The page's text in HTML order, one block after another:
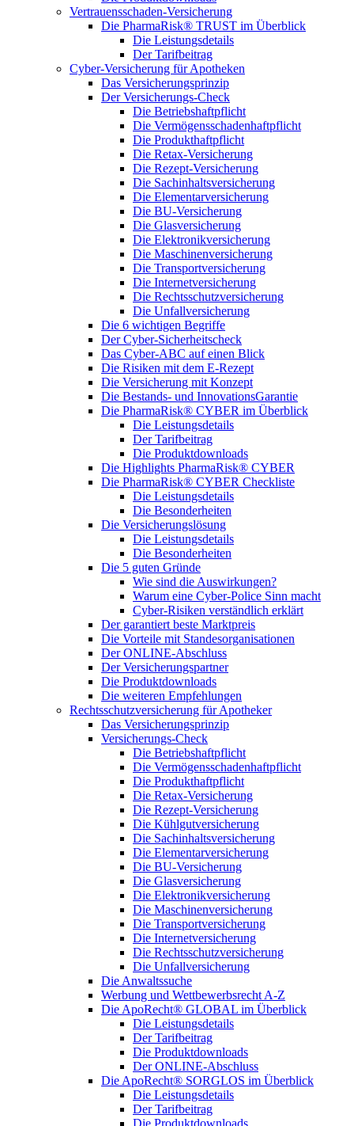
Vertrauensschaden-Versicherung
Die PharmaRisk® TRUST im Überblick
Die Leistungsdetails
Der Tarifbeitrag
Cyber-Versicherung für Apotheken
Das Versicherungsprinzip
Der Versicherungs-Check
Die Betriebshaftpflicht
Die Vermögensschadenhaftpflicht
Die Produkthaftpflicht
Die Retax-Versicherung
Die Rezept-Versicherung
Die Sachinhaltsversicherung
Die Elementarversicherung
Die BU-Versicherung
Die Glasversicherung
Die Elektronikversicherung
Die Maschinenversicherung
Die Transportversicherung
Die Internetversicherung
Die Rechtsschutzversicherung
Die Unfallversicherung
Die 6 wichtigen Begriffe
Der Cyber-Sicher­heits­check
Das Cyber-ABC auf einen Blick
Die Risiken mit dem E-Rezept
Die Versicherung mit Konzept
Die Bestands- und InnovationsGarantie
Die PharmaRisk® CYBER im Überblick
Die Leistungsdetails
Der Tarifbeitrag
Die Produktdownloads
Die Highlights PharmaRisk® CYBER
Die PharmaRisk® CYBER Checkliste
Die Leistungsdetails
Die Besonderheiten
Die Versicherungslösung
Die Leistungsdetails
Die Besonderheiten
Die 5 guten Gründe
Wie sind die Auswirkungen?
Warum eine Cyber-Police Sinn macht
Cyber-Risiken verständlich erklärt
Der garantiert beste Marktpreis
Die Vorteile mit Standesorganisationen
Der ONLINE-Abschluss
Der Versicherungspartner
Die Produktdownloads
Die weiteren Empfehlungen
Rechtsschutzversicherung für Apotheker
Das Versicherungsprinzip
Versicherungs-Check
Die Betriebshaftpflicht
Die Vermögensschadenhaftpflicht
Die Produkthaftpflicht
Die Retax-Versicherung
Die Rezept-Versicherung
Die Kühlgutversicherung
Die Sachinhaltsversicherung
Die Elementarversicherung
Die BU-Versicherung
Die Glasversicherung
Die Elektronikversicherung
Die Maschinenversicherung
Die Transportversicherung
Die Internetversicherung
Die Rechtsschutzversicherung
Die Unfallversicherung
Die Anwaltssuche
Werbung und Wettbewerbsrecht A-Z
Die ApoRecht® GLOBAL im Überblick
Die Leistungsdetails
Der Tarifbeitrag
Die Produktdownloads
Der ONLINE-Abschluss
Die ApoRecht® SORGLOS im Überblick
Die Leistungsdetails
Der Tarifbeitrag
Die Produktdownloads